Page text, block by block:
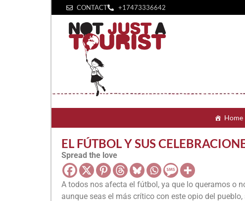
CONTACT +1‪7473336642‬
Home
EL FÚTBOL Y SUS
Spread the love
A todos nos afecta el fútbol, ya que lo queramos o
aunque seas el más crítico con este opio del